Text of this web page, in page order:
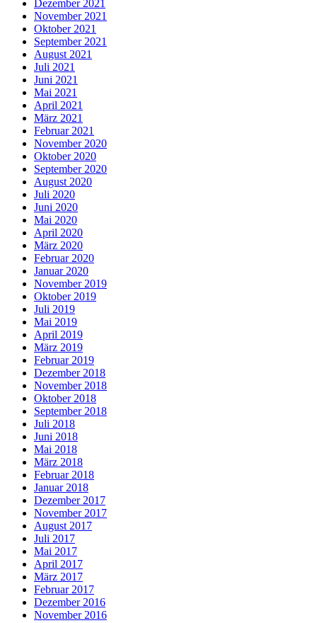
Dezember 2021
November 2021
Oktober 2021
September 2021
August 2021
Juli 2021
Juni 2021
Mai 2021
April 2021
März 2021
Februar 2021
November 2020
Oktober 2020
September 2020
August 2020
Juli 2020
Juni 2020
Mai 2020
April 2020
März 2020
Februar 2020
Januar 2020
November 2019
Oktober 2019
Juli 2019
Mai 2019
April 2019
März 2019
Februar 2019
Dezember 2018
November 2018
Oktober 2018
September 2018
Juli 2018
Juni 2018
Mai 2018
März 2018
Februar 2018
Januar 2018
Dezember 2017
November 2017
August 2017
Juli 2017
Mai 2017
April 2017
März 2017
Februar 2017
Dezember 2016
November 2016